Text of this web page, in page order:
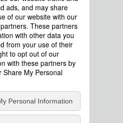
免責事項
会社概要